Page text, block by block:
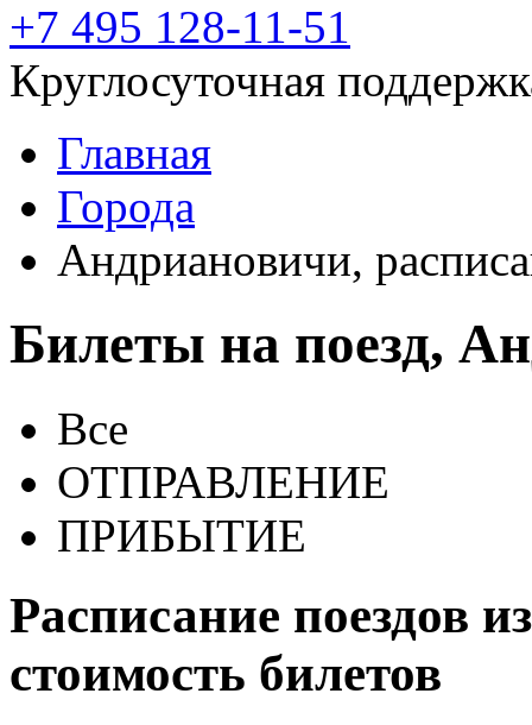
+7 495 128-11-51
Круглосуточная
Главная
Города
Андриановичи,
Билеты на поезд,
Все
ОТПРАВЛЕНИЕ
ПРИБЫТИЕ
Расписание поездов
стоимость билетов